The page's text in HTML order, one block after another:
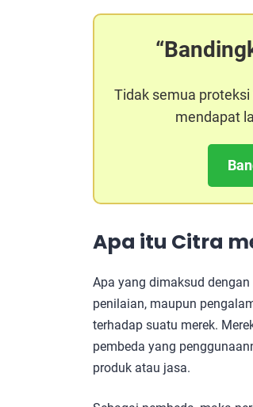
Tidak semua
mendapat
Apa itu Citra
Apa yang dimaksud
penilaian, maupun
terhadap suatu merek.
pembeda yang
produk atau jasa.